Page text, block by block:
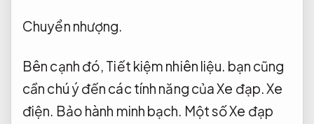
Chuyển nhượng.
Bên cạnh đó, Tiết kiệm nhiên liệu. bạn cũng
cần chú ý đến các tính năng của Xe đạp.Xe
điện. Bảo hành minh bạch. Một số Xe đạp